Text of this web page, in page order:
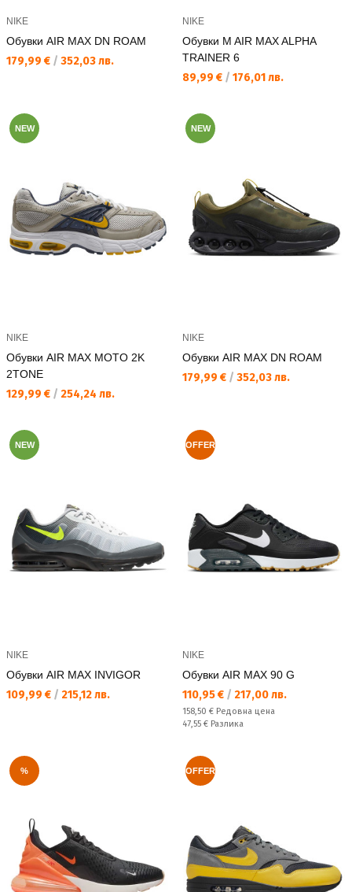
NIKE
Обувки AIR MAX DN ROAM
Текуща цена:
179,99 € / 352,03 лв.
NIKE
Обувки M AIR MAX ALPHA
TRAINER 6
Текуща цена:
89,99 € / 176,01 лв.
NEW
NIKE
Обувки AIR MAX MOTO 2K
2TONE
Текуща цена:
129,99 € / 254,24 лв.
NEW
NIKE
Обувки AIR MAX DN ROAM
Текуща цена:
179,99 € / 352,03 лв.
NEW
NIKE
Обувки AIR MAX INVIGOR
Текуща цена:
109,99 € / 215,12 лв.
OFFER
NIKE
Обувки AIR MAX 90 G
Текуща цена:
110,95 € / 217,00 лв.
Редовна цена:
158,50 € Редовна цена
Спестявате:
47,55 € Разлика
% OFFER